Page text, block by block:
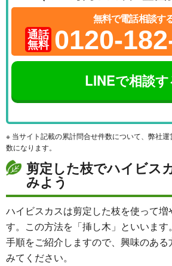
無料で電話相談す
通話
無料 0120-
LINEで相談す
※ 当サイト記載の累計問合せ件数について、弊社
数になります。
剪定した枝でハイビス
みよう
ハイビスカスは剪定した枝を使って増
す。この方法を「挿し木」といいま
手順をご紹介しますので、興味のある
みてください。